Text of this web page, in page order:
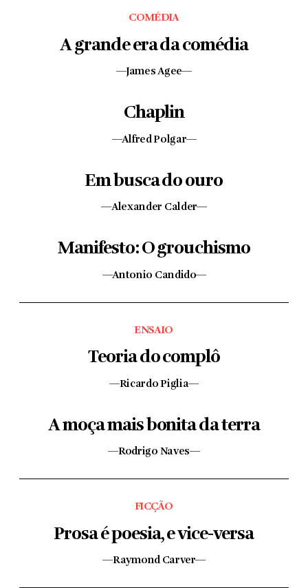
COMÉDIA
A grande era da comédia
—James Agee—
Chaplin
—Alfred Polgar—
Em busca do ouro
—Alexander Calder—
Manifesto: O grouchismo
—Antonio Candido—
ENSAIO
Teoria do complô
—Ricardo Piglia—
A moça mais bonita da terra
—Rodrigo Naves—
FICÇÃO
Prosa é poesia, e vice-versa
—Raymond Carver—